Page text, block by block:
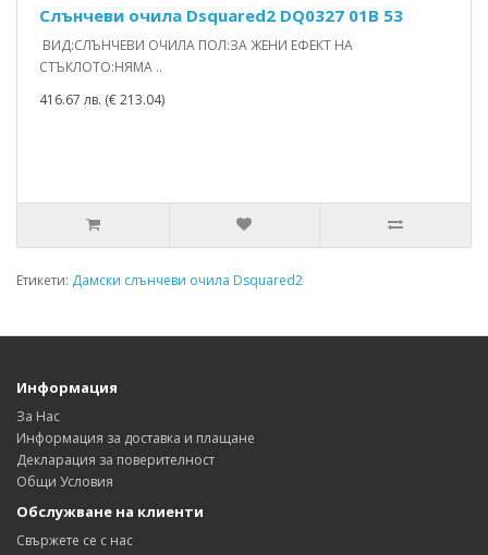
Слънчеви очила Dsquared2 DQ0327 01B 53
ВИД:СЛЪНЧЕВИ ОЧИЛА ПОЛ:ЗА ЖЕНИ ЕФЕКТ НА
СТЪКЛОТО:НЯМА ..
416.67 лв. (€ 213.04)
Етикети: Дамски слънчеви очила Dsquared2
Информация
За Нас
Информация за доставка и плащане
Декларация за поверителност
Общи Условия
Обслужване на клиенти
Свържете се с нас